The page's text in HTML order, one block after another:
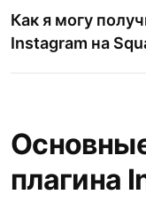
Как я могу
Instagram на
плагина